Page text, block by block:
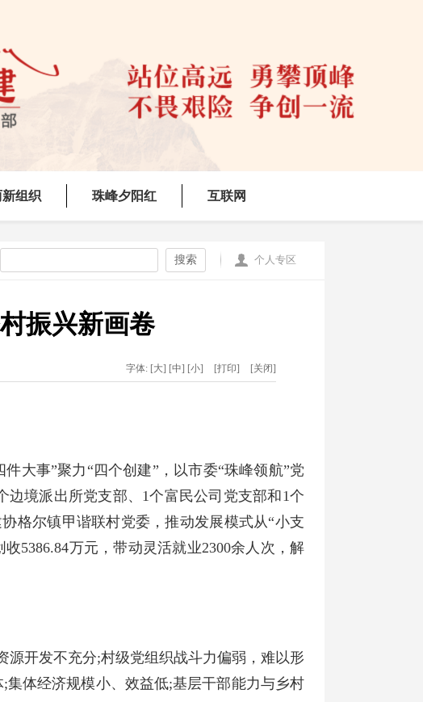
新组织 珠峰夕阳红 互联网
搜索 个人专区
振兴新画卷
字体: [大] [中] [小] [打印] [关闭]
大事”聚力“四个创建”，以市委“珠峰领航”党
边境派出所党支部、1个富民公司党支部和1个
格尔镇甲谐联村党委，推动发展模式从“小支
5386.84万元，带动灵活就业2300余人次，解
开发不充分;村级党组织战斗力偏弱，难以形
体经济规模小、效益低;基层干部能力与乡村